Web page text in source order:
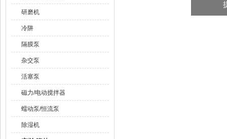
研磨机
冷阱
隔膜泵
杂交泵
活塞泵
磁力/电动搅拌器
蠕动泵/恒流泵
除湿机